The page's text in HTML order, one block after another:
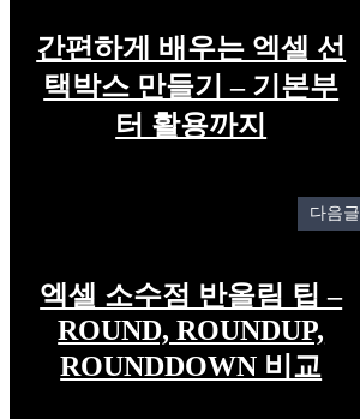
간편하게 배우는 엑셀 선
택박스 만들기 – 기본부
터 활용까지
다음글
엑셀 소수점 반올림 팁 –
ROUND, ROUNDUP,
ROUNDDOWN 비교